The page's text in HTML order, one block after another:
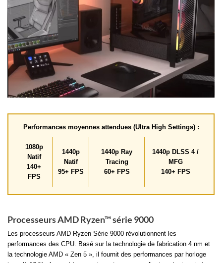
Performances moyennes attendues (Ultra High Settings) :
1080p
Natif
140+
FPS
1440p
Natif
95+ FPS
1440p Ray
Tracing
60+ FPS
1440p DLSS 4 /
MFG
140+ FPS
Processeurs AMD Ryzen™ série 9000
Les processeurs AMD Ryzen Série 9000 révolutionnent les
performances des CPU. Basé sur la technologie de fabrication 4 nm et
la technologie AMD « Zen 5 », il fournit des performances par horloge